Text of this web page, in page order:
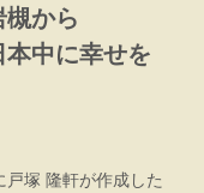
槻から
本中に幸せを
塚 隆軒が作成した